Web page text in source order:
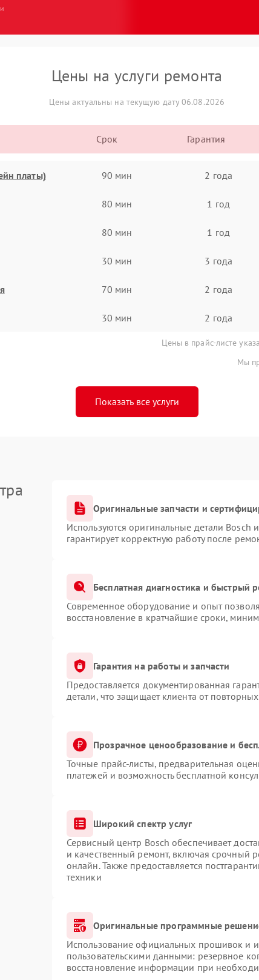
Цены на услуги ремонта
Цены актуальны на текущую дату 06.08.2026
Срок Гарантия
платы) 90 мин 2 года
80 мин 1 год
80 мин 1 год
30 мин 3 года
70 мин 2 года
30 мин 2 года
Цены в прайс-листе
Мы
Показать все услуги
Оригинальные запчасти и
Используются оригинальные детали
гарантирует корректную работу после
Бесплатная диагностика и быстрый
Современное оборудование и опыт
восстановление в кратчайшие сроки,
Гарантия на работы и запчасти
Предоставляется документированная
детали, что защищает клиента от
Прозрачное ценообразование и
Точные прайс-листы, предварительная
платежей и возможность бесплатной
Широкий спектр услуг
Сервисный центр Bosch обеспечивает
и качественный ремонт, включая срочный
онлайн. Также предоставляется
техники
Оригинальные программные
Использование официальных прошивок и
пользовательскими данными: резервное
восстановление информации при